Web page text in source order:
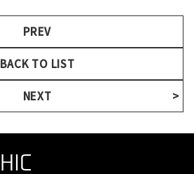
PREV
BACK TO LIST
NEXT